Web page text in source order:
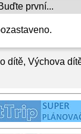
dítě, Výchova
první...